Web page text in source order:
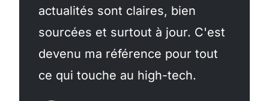
actualités sont claires, bien
sourcées et surtout à jour. C'est
devenu ma référence pour tout
ce qui touche au high-tech.